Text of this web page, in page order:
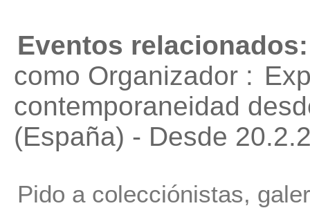
Eventos relacionados:
como Organizador :
contemporaneidad
(España) - Desde
Pido a colecciónistas,